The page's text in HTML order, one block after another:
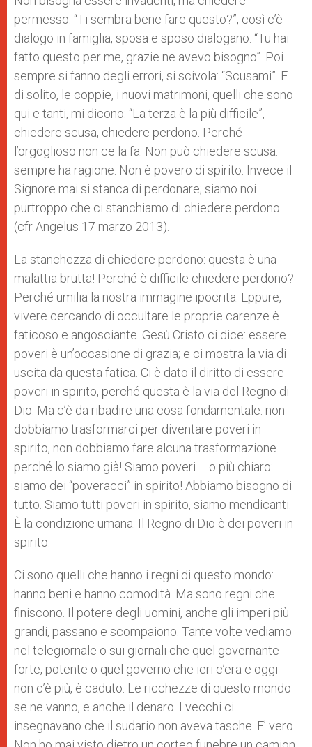
permesso: “Ti sembra bene fare questo?”, così c’è
dialogo in famiglia, sposa e sposo dialogano. “Tu hai
fatto questo per me, grazie ne avevo bisogno”. Poi
sempre si fanno degli errori, si scivola: “Scusami”. E
di solito, le coppie, i nuovi matrimoni, quelli che sono
qui e tanti, mi dicono: “La terza è la più difficile”,
chiedere scusa, chiedere perdono. Perché
l’orgoglioso non ce la fa. Non può chiedere scusa:
sempre ha ragione. Non è povero di spirito. Invece il
Signore mai si stanca di perdonare; siamo noi
purtroppo che ci stanchiamo di chiedere perdono
(cfr Angelus 17 marzo 2013).
La stanchezza di chiedere perdono: questa è una
malattia brutta! Perché è difficile chiedere perdono?
Perché umilia la nostra immagine ipocrita. Eppure,
vivere cercando di occultare le proprie carenze è
faticoso e angosciante. Gesù Cristo ci dice: essere
poveri è un’occasione di grazia; e ci mostra la via di
uscita da questa fatica. Ci è dato il diritto di essere
poveri in spirito, perché questa è la via del Regno di
Dio. Ma c’è da ribadire una cosa fondamentale: non
dobbiamo trasformarci per diventare poveri in
spirito, non dobbiamo fare alcuna trasformazione
perché lo siamo già! Siamo poveri … o più chiaro:
siamo dei “poveracci” in spirito! Abbiamo bisogno di
tutto. Siamo tutti poveri in spirito, siamo mendicanti.
È la condizione umana. Il Regno di Dio è dei poveri in
spirito.
Ci sono quelli che hanno i regni di questo mondo:
hanno beni e hanno comodità. Ma sono regni che
finiscono. Il potere degli uomini, anche gli imperi più
grandi, passano e scompaiono. Tante volte vediamo
nel telegiornale o sui giornali che quel governante
forte, potente o quel governo che ieri c’era e oggi
non c’è più, è caduto. Le ricchezze di questo mondo
se ne vanno, e anche il denaro. I vecchi ci
insegnavano che il sudario non aveva tasche. E’ vero.